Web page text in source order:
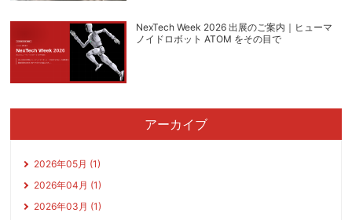
NexTech Week 2026 出展のご案内｜ヒューマ
ノイドロボット ATOM をその目で
アーカイブ
2026年05月 (1)
2026年04月 (1)
2026年03月 (1)